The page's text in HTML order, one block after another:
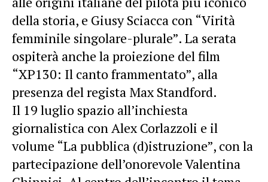
della storia, e Giusy Sciacca con “Virità
femminile singolare-plurale”. La serata
ospiterà anche la proiezione del film
“XP130: Il canto frammentato”, alla
presenza del regista Max Standford.
Il 19 luglio spazio all’inchiesta
giornalistica con Alex Corlazzoli e il
volume “La pubblica (d)istruzione”, con la
partecipazione dell’onorevole Valentina